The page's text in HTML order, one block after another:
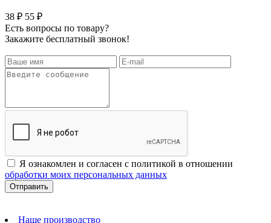
38 ₽ 55 ₽
Есть вопросы по товару?
Закажите бесплатный звонок!
Я ознакомлен и согласен с политикой в отношении
обработки моих персональных данных
Наше производство